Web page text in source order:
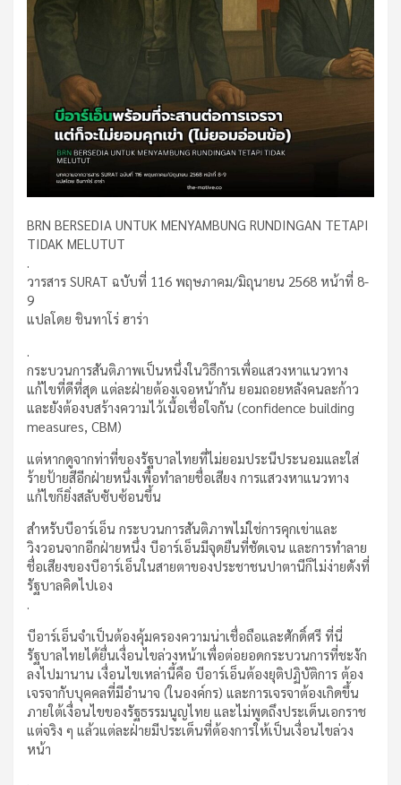
BRN BERSEDIA UNTUK MENYAMBUNG RUNDINGAN TETAPI
TIDAK MELUTUT
วารสาร SURAT ฉบับที่ 116 พฤษภาคม/มิถุนายน 2568 หน้าที่ 8-
9
แปลโดย ชินทาโร่ ฮาร่า
กระบวนการสันติภาพเป็นหนึ่งในวิธีการเพื่อแสวงหาแนวทาง
แก้ไขที่ดีที่สุด แต่ละฝ่ายต้องเจอหน้ากัน ยอมถอยหลังคนละก้าว
และยังต้องบสร้างความไว้เนื้อเชื่อใจกัน (confidence building
measures, CBM)
แต่หากดูจากท่าที่ของรัฐบาลไทยที่ไม่ยอมประนีประนอมและใส่
ร้ายป้ายสีอีกฝ่ายหนึ่งเพื่อทำลายชื่อเสียง การแสวงหาแนวทาง
แก้ไขก็ยิ่งสลับซับซ้อนขึ้น
สำหรับบีอาร์เอ็น กระบวนการสันติภาพไม่ใช่การคุกเข่าและ
วิงวอนจากอีกฝ่ายหนึ่ง บีอาร์เอ็นมีจุดยืนที่ชัดเจน และการทำลาย
ชื่อเสียงของบีอาร์เอ็นในสายตาของประชาชนปาตานีก็ไม่ง่ายดังที่
รัฐบาลคิดไปเอง
บีอาร์เอ็นจำเป็นต้องคุ้มครองความน่าเชื่อถือและศักดิ์ศรี ที่นี่
รัฐบาลไทยได้ยื่นเงื่อนไขล่วงหน้าเพื่อต่อยอดกระบวนการที่ชะงัก
ลงไปมานาน เงื่อนไขเหล่านี้คือ บีอาร์เอ็นต้องยุติปฏิบัติการ ต้อง
เจรจากับบุคคลที่มีอำนาจ (ในองค์กร) และการเจรจาต้องเกิดขึ้น
ภายใต้เงื่อนไขของรัฐธรรมนูญไทย และไม่พูดถึงประเด็นเอกราช
แต่จริง ๆ แล้วแต่ละฝ่ายมีประเด็นที่ต้องการให้เป็นเงื่อนไขล่วง
หน้า